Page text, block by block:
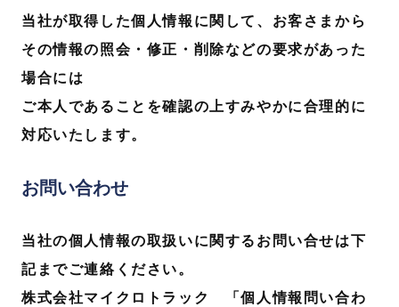
当社が取得した個人情報に関して、お客さまから
その情報の照会・修正・削除などの要求があった
場合には
ご本人であることを確認の上すみやかに合理的に
対応いたします。
お問い合わせ
当社の個人情報の取扱いに関するお問い合せは下
記までご連絡ください。
株式会社マイクロトラック
「個人情報問い合わ